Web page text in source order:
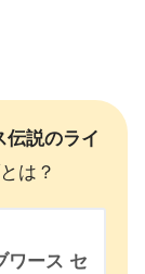
伝説のライ
は？
ワース セ